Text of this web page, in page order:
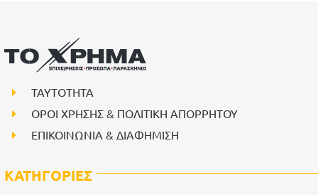
ΤΑΥΤΟΤΗΤΑ
ΟΡΟΙ ΧΡΗΣΗΣ & ΠΟΛΙΤΙΚΗ ΑΠΟΡΡΗΤΟΥ
ΕΠΙΚΟΙΝΩΝΙΑ & ΔΙΑΦΗΜΙΣΗ
ΚΑΤΗΓΟΡΙΕΣ